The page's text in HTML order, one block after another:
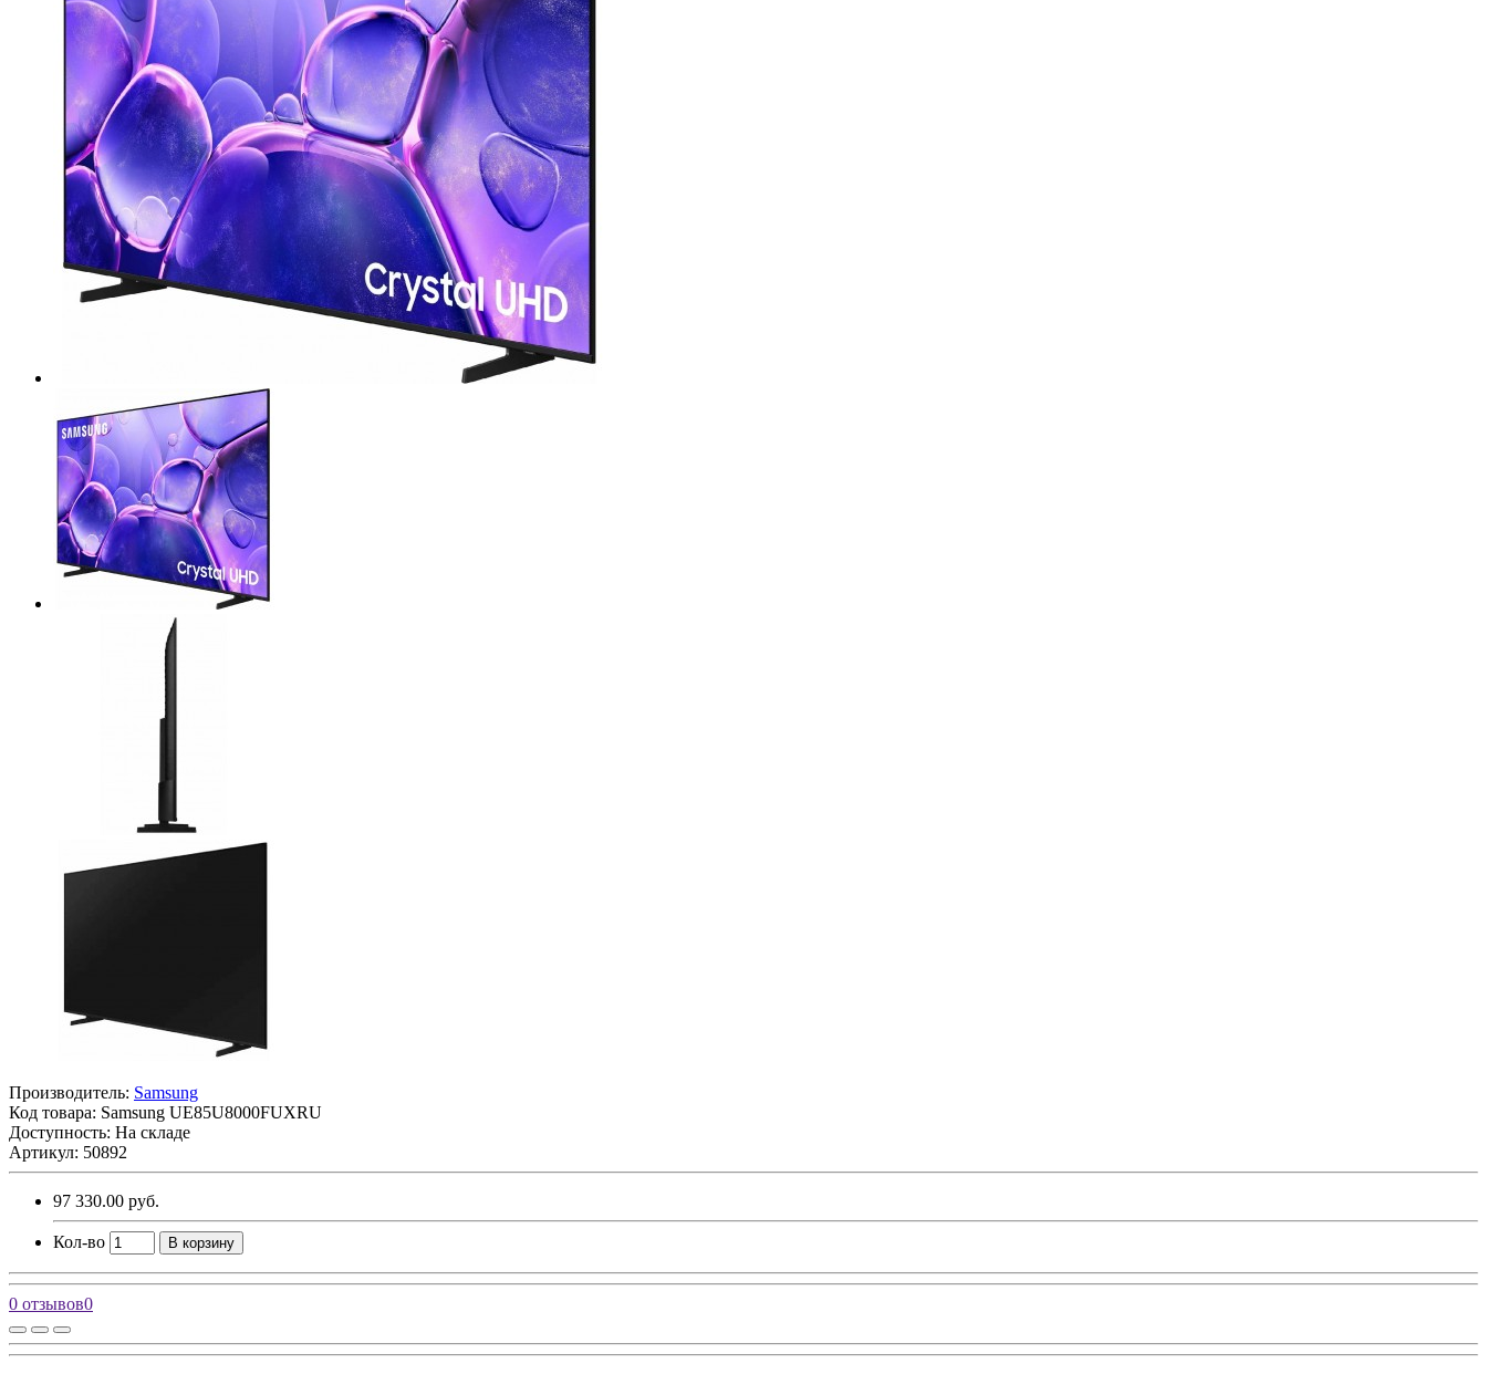
Производитель: Samsung
Код товара: Samsung UE85U8000FUXRU
Доступность: На складе
Артикул: 50892
97 330.00 руб.
Кол-во В корзину
0 отзывов0